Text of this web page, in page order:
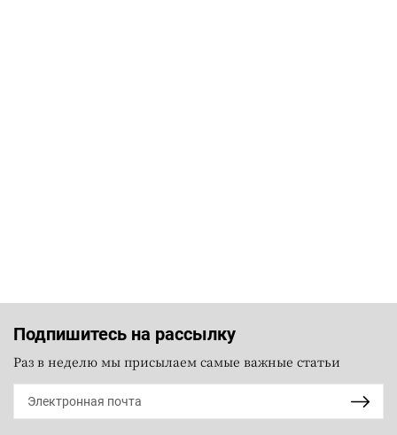
Подпишитесь на рассылку
Раз в неделю мы присылаем самые важные статьи